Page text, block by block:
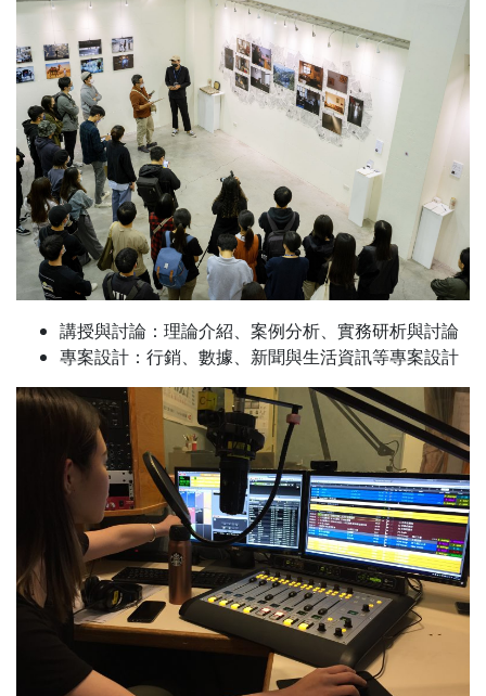
講授與討論：理論介紹、案例分析、實務研析與討論
專案設計：行銷、數據、新聞與生活資訊等專案設計